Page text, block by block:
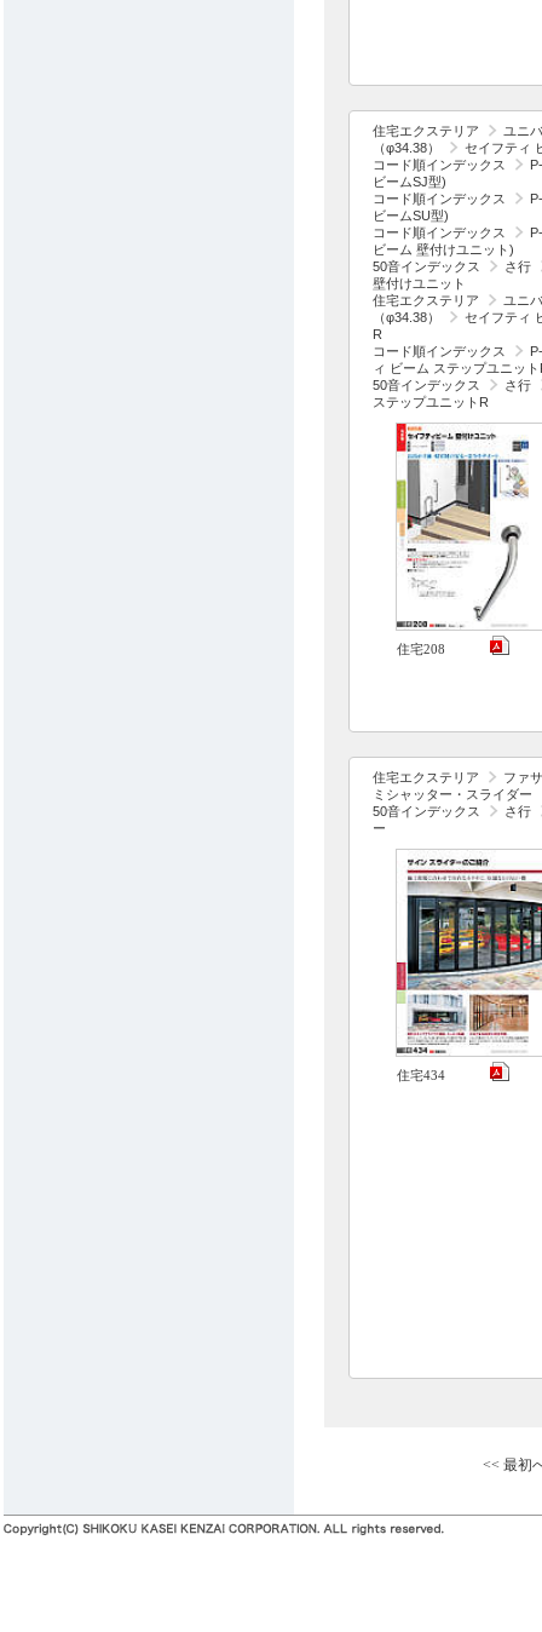
住宅エクステリア
ユニ
（φ34.38）
セイフティ
コード順インデックス
ビームSJ型)
コード順インデックス
ビームSU型)
コード順インデックス
ビーム 壁付けユニット)
50音インデックス
さ行
壁付けユニット
住宅エクステリア
ユニ
（φ34.38）
セイフティ
R
コード順インデックス
ィ ビーム ステップユニット
50音インデックス
さ行
ステップユニットR
住宅208
住宅エクステリア
ファ
ミシャッター・スライダー
50音インデックス
さ行
ー
住宅434
<< 最初